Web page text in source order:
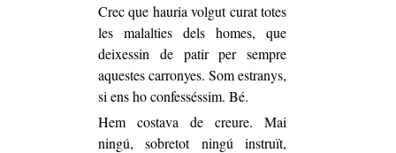
Crec que hauria volgut curat totes
les malalties dels homes, que
deixessin de patir per sempre
aquestes carronyes. Som estranys,
si ens ho confesséssim. Bé.
Hem costava de creure. Mai
ningú, sobretot ningú instruït,